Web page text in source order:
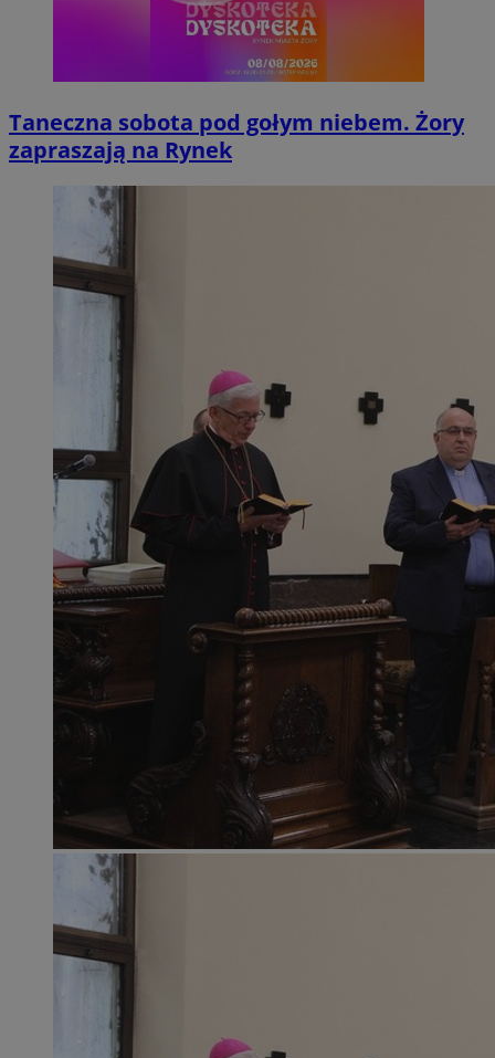
Taneczna sobota pod gołym niebem. Żory
zapraszają na Rynek